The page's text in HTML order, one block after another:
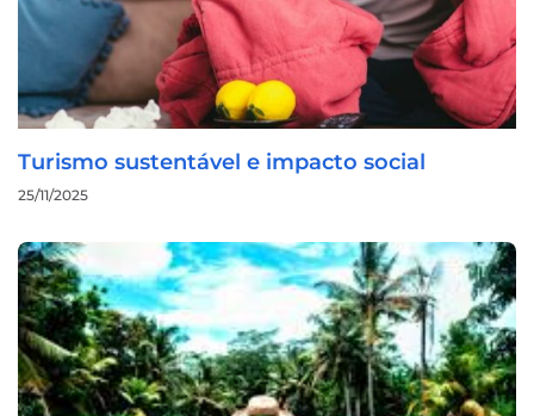
Turismo sustentável e impacto social
25/11/2025